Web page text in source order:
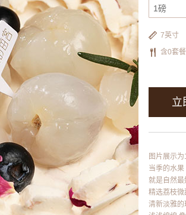
1磅
7英寸
含0套
立
图片展示
当季的水果
就是自然最
精选荔枝
清新淡雅